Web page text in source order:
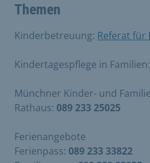
Themen
Kinderbetreuung: Referat für
Kindertagespflege in Familien:
Münchner Kinder- und
Rathaus: 089 233 25025
Ferienangebote
Ferienpass: 089 233 33822